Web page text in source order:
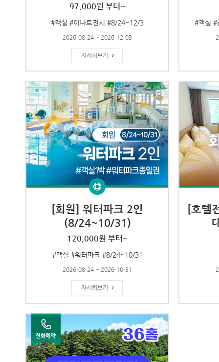
97,000원 부터~
#객실 #이나트전시 #8/24~12/3
2026-08-24 ~ 2026-12-03
자세히보기
#객실
[회원] 워터파크 2인
(8/24~10/31)
120,000원 부터~
#객실 #워터파크 #8/24~10/31
2026-08-24 ~ 2026-10-31
자세히보기
[호텔